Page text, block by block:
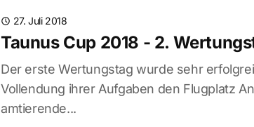
27. Juli 2018
Taunus Cup 2018 - 2.
Der erste Wertungstag wurde sehr
Vollendung ihrer Aufgaben den Flugplatz
amtierende...